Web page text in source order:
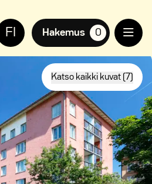
FI Hakemus
suosikkiasuntoja,
0
Katso kaikki kuvat (7)